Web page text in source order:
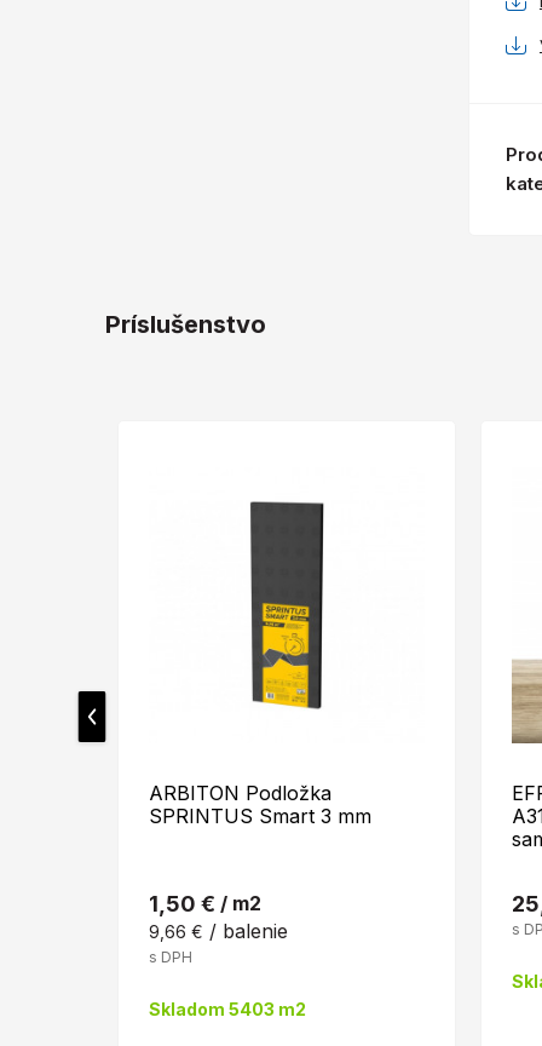
Príslušenstvo
ARBITON Podložka
SPRINTUS Smart 3 mm
1,50 € / m2
9,66 € / balenie
s DPH
Skladom 5403 m2
s